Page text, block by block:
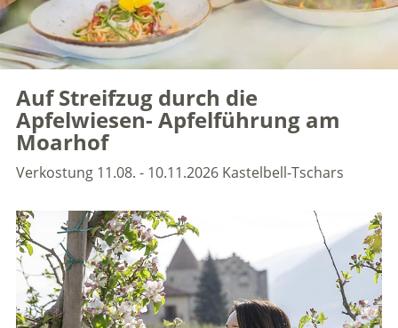
Auf Streifzug durch die
Apfelwiesen- Apfelführung am
Moarhof
Verkostung 11.08. - 10.11.2026 Kastelbell-Tschars